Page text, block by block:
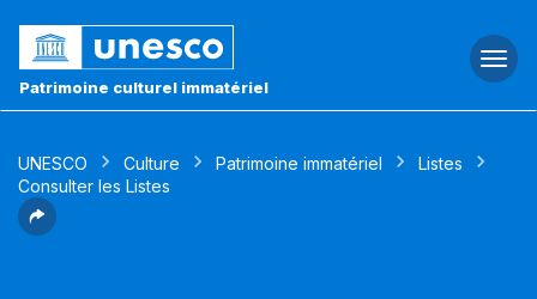
Patrimoine culturel immatériel
UNESCO Culture Patrimoine immatériel
Listes
Consulter les Listes